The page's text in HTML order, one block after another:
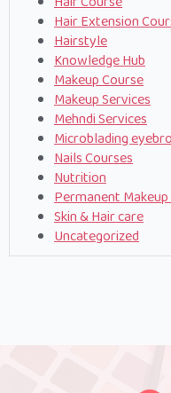
Hair Extension
Hairstyle
Knowledge Hub
Makeup Course
Makeup Services
Mehndi Services
Microblading
Nails Courses
Nutrition
Permanent
Skin & Hair care
Uncategorized